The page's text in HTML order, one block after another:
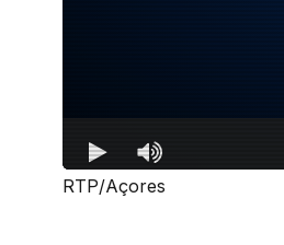
RTP/Açores